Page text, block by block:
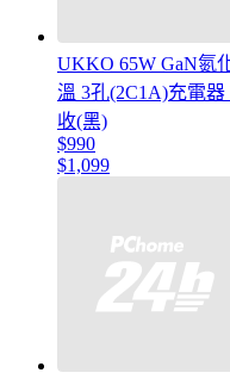
UKKO 65W GaN氮
溫 3孔(2C1A)充電
收(黑)
$990
$1,099